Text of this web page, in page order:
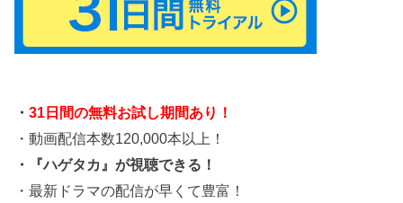
・31日間の無料お試し期間あり！
・動画配信本数120,000本以上！
・『ハゲタカ』が視聴できる！
・最新ドラマの配信が早くて豊富！